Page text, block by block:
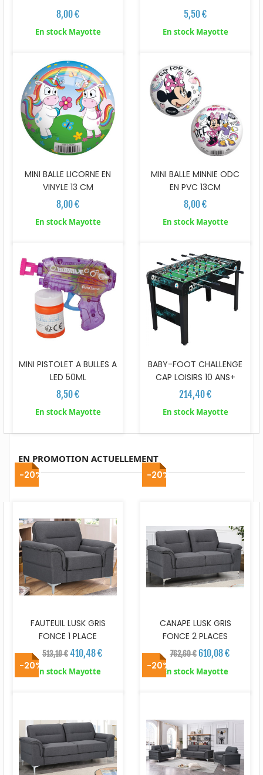
8,00 €
En stock Mayotte
5,50 €
En stock Mayotte
MINI BALLE LICORNE EN
VINYLE 13 CM
8,00 €
En stock Mayotte
MINI BALLE MINNIE ODC
EN PVC 13CM
8,00 €
En stock Mayotte
MINI PISTOLET A BULLES A
LED 50ML
8,50 €
En stock Mayotte
BABY-FOOT CHALLENGE
CAP LOISIRS 10 ANS+
214,40 €
En stock Mayotte
EN PROMOTION ACTUELLEMENT
-20%
FAUTEUIL LUSK GRIS
FONCE 1 PLACE
513,10 €410,48 €
En stock Mayotte
-20%
CANAPE LUSK GRIS
FONCE 2 PLACES
762,60 € 610,08 €
En stock Mayotte
-20% -20%